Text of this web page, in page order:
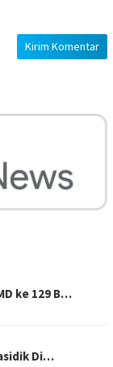
ke 129 B…
Di…